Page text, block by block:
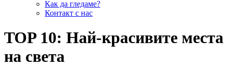
Как да гледаме?
Контакт с нас
TOP 10: Най-красивите места
на света